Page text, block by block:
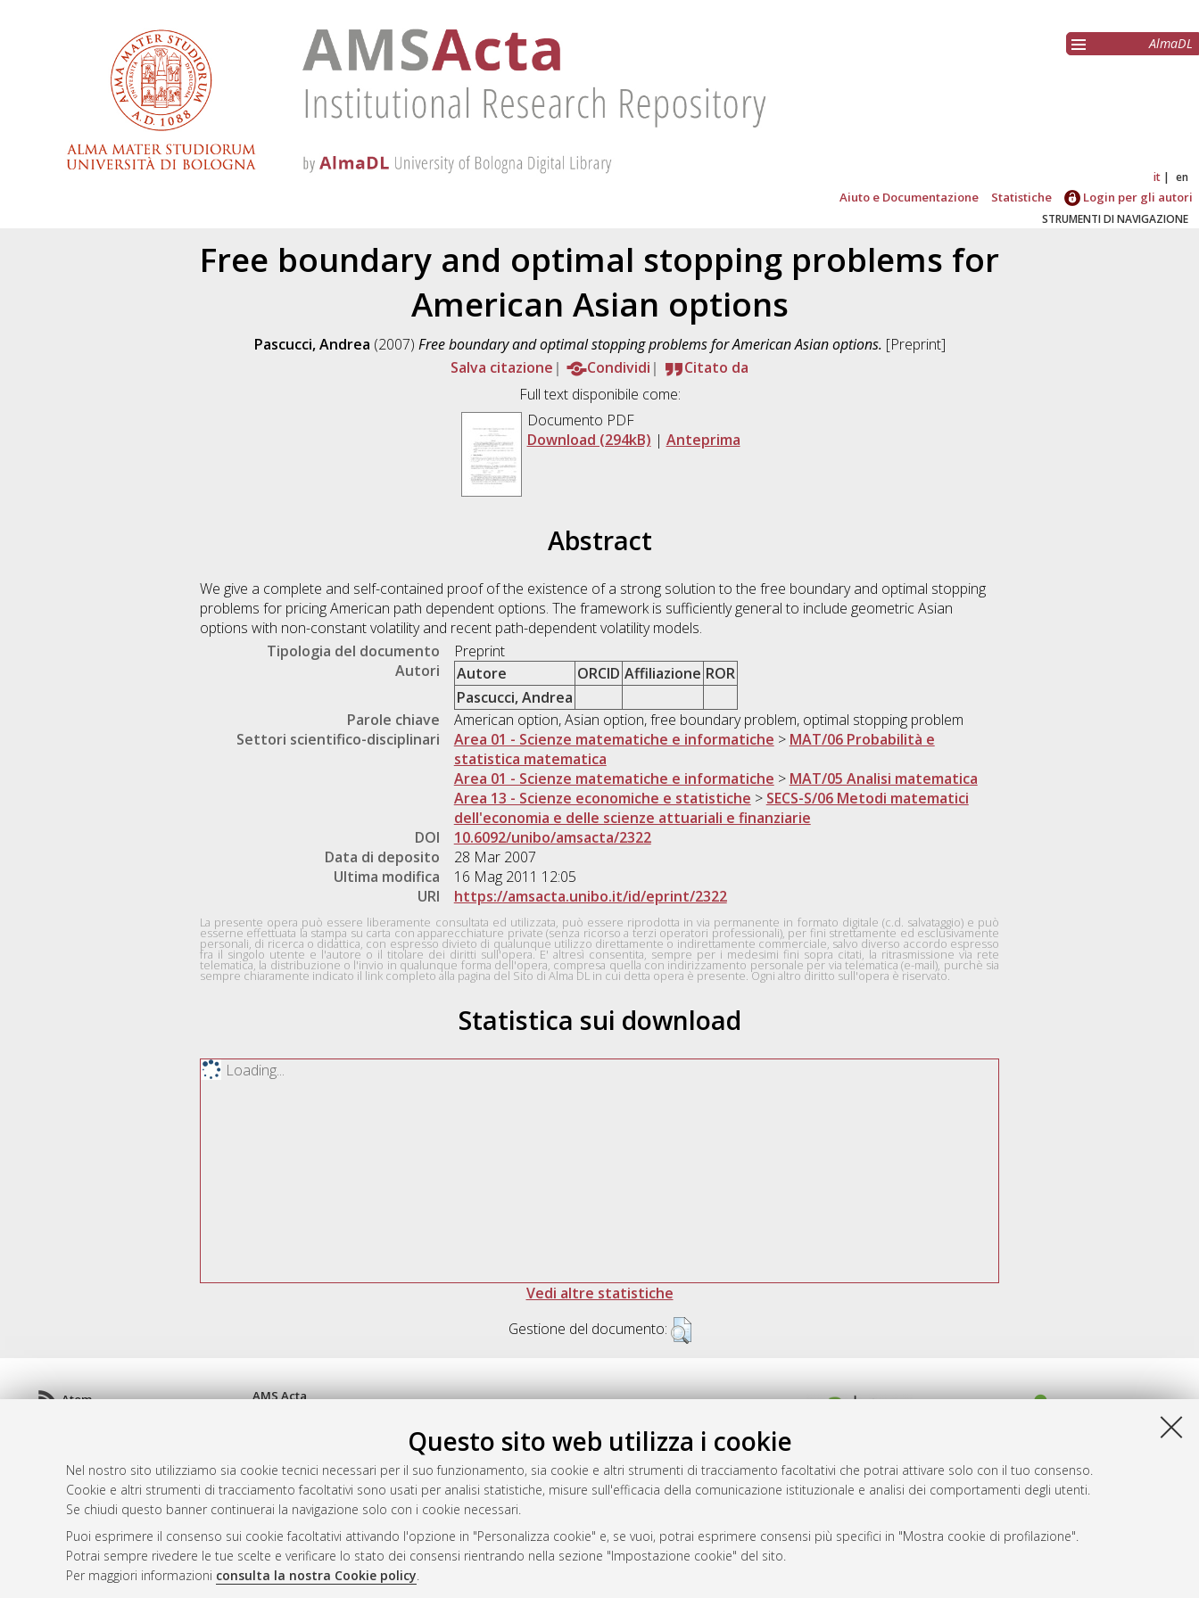
Questo sito web utilizza i cookie
Nel nostro sito utilizziamo sia cookie tecnici necessari per il suo funzionamento, sia cookie e altri strumenti di tracciamento facoltativi che potrai attivare solo con il tuo consenso.
Cookie e altri strumenti di tracciamento facoltativi sono usati per analisi statistiche, misure sull'efficacia della comunicazione istituzionale e analisi dei comportamenti degli utenti.
Se chiudi questo banner continuerai la navigazione solo con i cookie necessari.
Puoi esprimere il consenso sui cookie facoltativi attivando l'opzione in "Personalizza cookie" e, se vuoi, potrai esprimere consensi più specifici in "Mostra cookie di profilazione".
Potrai sempre rivedere le tue scelte e verificare lo stato dei consensi rientrando nella sezione "Impostazione cookie" del sito.
Per maggiori informazioni consulta la nostra Cookie policy.
AlmaDL
it en
Aiuto e Documentazione Statistiche Login per gli autori
STRUMENTI DI NAVIGAZIONE
Free boundary and optimal stopping problems for
American Asian options
Pascucci, Andrea (2007) Free boundary and optimal stopping problems for American Asian options. [Preprint]
Salva citazione
Condividi
Citato da
Full text disponibile come:
Documento PDF
Download (294kB) | Anteprima
Abstract
We give a complete and self-contained proof of the existence of a strong solution to the free boundary and optimal stopping
problems for pricing American path dependent options. The framework is sufficiently general to include geometric Asian
options with non-constant volatility and recent path-dependent volatility models.
Tipologia del documento
Preprint
Autori
Autore ORCID Affiliazione ROR
Pascucci, Andrea
Parole chiave
American option, Asian option, free boundary problem, optimal stopping problem
Settori scientifico-disciplinari
Area 01 - Scienze matematiche e informatiche > MAT/06 Probabilità e
statistica matematica
Area 01 - Scienze matematiche e informatiche > MAT/05 Analisi matematica
Area 13 - Scienze economiche e statistiche > SECS-S/06 Metodi matematici
dell'economia e delle scienze attuariali e finanziarie
DOI
10.6092/unibo/amsacta/2322
Data di deposito
28 Mar 2007
Ultima modifica
16 Mag 2011 12:05
URI
https://amsacta.unibo.it/id/eprint/2322
La presente opera può essere liberamente consultata ed utilizzata, può essere riprodotta in via permanente in formato digitale (c.d. salvataggio) e può
esserne effettuata la stampa su carta con apparecchiature private (senza ricorso a terzi operatori professionali), per fini strettamente ed esclusivamente
personali, di ricerca o didattica, con espresso divieto di qualunque utilizzo direttamente o indirettamente commerciale, salvo diverso accordo espresso
fra il singolo utente e l'autore o il titolare dei diritti sull'opera. E' altresì consentita, sempre per i medesimi fini sopra citati, la ritrasmissione via rete
telematica, la distribuzione o l'invio in qualunque forma dell'opera, compresa quella con indirizzamento personale per via telematica (e-mail), purchè sia
sempre chiaramente indicato il link completo alla pagina del Sito di Alma DL in cui detta opera è presente. Ogni altro diritto sull'opera è riservato.
Statistica sui download
Loading...
Vedi altre statistiche
Gestione del documento:
Atom
AMS Acta
doi.org/10.17616/R3P19R
Servizio implementato e gestito da
AlmaDL
Impostazioni Cookie
Informativa sulla privacy
Mission e policies del repository